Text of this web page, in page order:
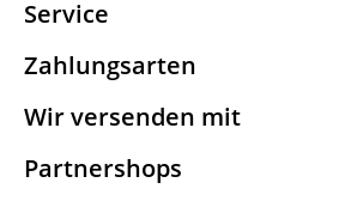
Service
Zahlungsarten
Wir versenden mit
Partnershops